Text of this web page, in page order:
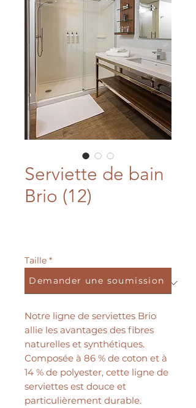
Serviette de bain
Brio (12)
Taille *
Notre ligne de serviettes Brio
allie les avantages des fibres
naturelles et synthétiques.
Composée à 86 % de coton et à
14 % de polyester, cette ligne de
serviettes est douce et
particulièrement durable.
Demander une soumission